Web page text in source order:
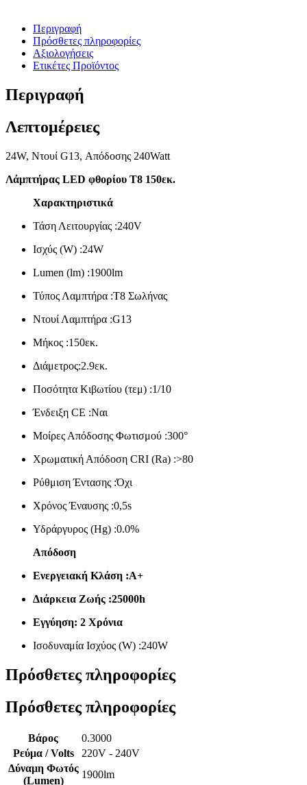
Περιγραφή
Πρόσθετες πληροφορίες
Αξιολογήσεις
Ετικέτες Προϊόντος
Περιγραφή
Λεπτομέρειες
24W, Ντουί G13, Απόδοσης 240Watt
Λάμπτήρας LED φθορίου T8 150εκ.
Χαρακτηριστικά
Τάση Λειτουργίας :240V
Ισχύς (W) :24W
Lumen (lm) :1900lm
Τύπος Λαμπτήρα :Τ8 Σωλήνας
Ντουί Λαμπτήρα :G13
Μήκος :150εκ.
Διάμετρος:2.9εκ.
Ποσότητα Κιβωτίου (τεμ) :1/10
Ένδειξη CE :Ναι
Μοίρες Απόδοσης Φωτισμού :300°
Χρωματική Απόδοση CRI (Ra) :>80
Ρύθμιση Έντασης :Όχι
Χρόνος Έναυσης :0,5s
Υδράργυρος (Hg) :0.0%
Απόδοση
Ενεργειακή Κλάση :Α+
Διάρκεια Ζωής :25000h
Εγγύηση: 2 Χρόνια
Ισοδυναμία Ισχύος (W) :240W
Πρόσθετες πληροφορίες
Πρόσθετες πληροφορίες
Βάρος
0.3000
Ρεύμα / Volts
220V - 240V
Δύναμη Φωτός
(Lumen)
1900lm